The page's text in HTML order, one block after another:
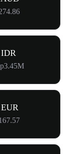
IDR